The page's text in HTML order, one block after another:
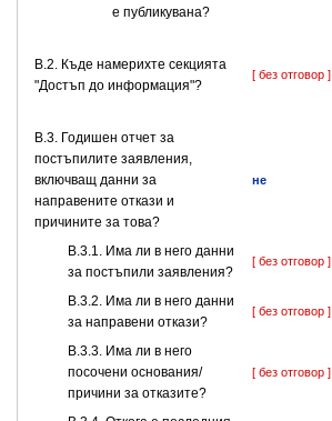
е публикувана?
В.2. Къде намерихте секцията
"Достъп до информация"?
[ без отговор ]
В.3. Годишен отчет за
постъпилите заявления,
включващ данни за
направените откази и
причините за това?
не
В.3.1. Има ли в него данни
за постъпили заявления?
[ без отговор ]
В.3.2. Има ли в него данни
за направени откази?
[ без отговор ]
В.3.3. Има ли в него
посочени основания/
причини за отказите?
[ без отговор ]